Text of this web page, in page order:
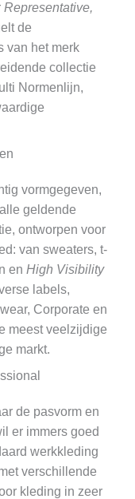
Representative,
de
van het merk
collectie
Normenlijn,
vormgegeven,
geldende
ontworpen voor
van sweaters, t-
en High Visibility
labels,
Corporate en
meest veelzijdige
markt.
de pasvorm en
er immers goed
werkkleding
verschillende
kleding in zeer